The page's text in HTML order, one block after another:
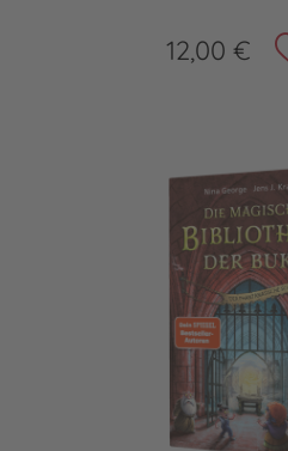
12,00 €